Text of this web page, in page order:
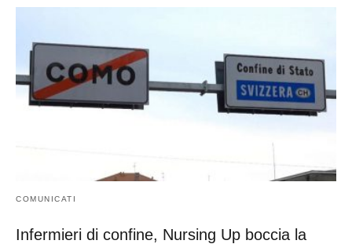
COMUNICATI
Infermieri di confine, Nursing Up boccia la